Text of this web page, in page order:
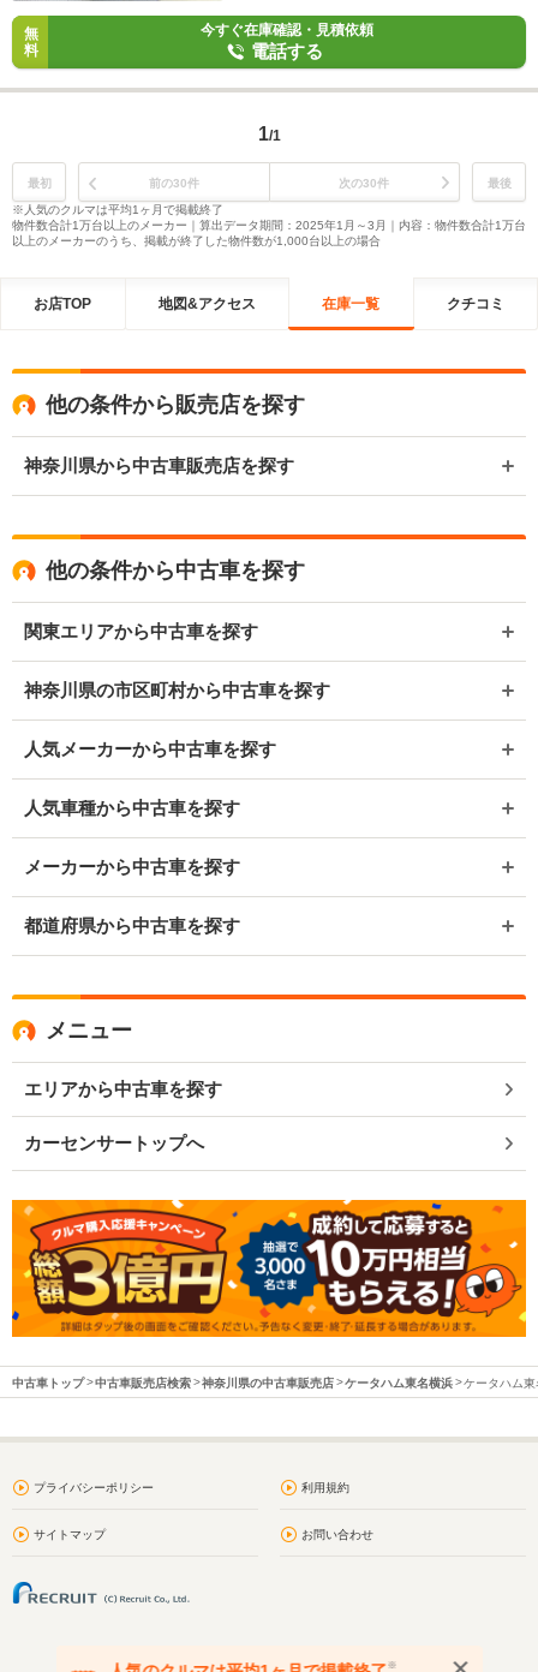
無
料
今すぐ在庫確認・見積依頼
電話する
1/1
最初 前の30件 次の30件
最後
※人気のクルマは平均1ヶ月で掲載終了
物件数合計1万台以上のメーカー｜算出データ期間：2025年1月～3月｜内容：物件数合計1万台
以上のメーカーのうち、掲載が終了した物件数が1,000台以上の場合
お店TOP 地図&アクセス 在庫一覧 クチコミ
他の条件から販売店を探す
神奈川県から中古車販売店を探す
他の条件から中古車を探す
関東エリアから中古車を探す
神奈川県の市区町村から中古車を探す
人気メーカーから中古車を探す
人気車種から中古車を探す
メーカーから中古車を探す
都道府県から中古車を探す
メニュー
エリアから中古車を探す
カーセンサートップへ
中古車トップ 中古車販売店検索 神奈川県の中古車販売店 ケータハム東名横浜 ケータハム
プライバシーポリシー 利用規約
サイトマップ お問い合わせ
※